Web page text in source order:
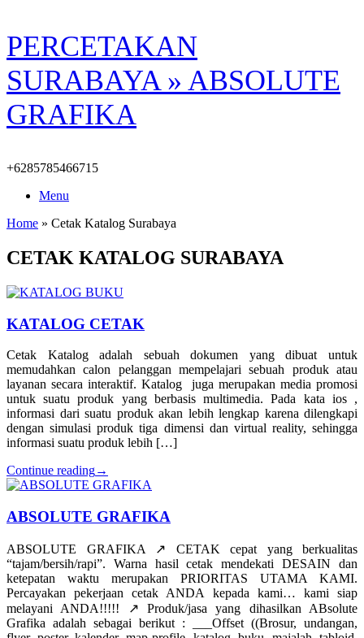
Skip
to
content
PERCETAKAN
SURABAYA » ABSOLUTE
GRAFIKA
+6285785466715
Menu
Home » Cetak Katalog Surabaya
CETAK KATALOG SURABAYA
KATALOG CETAK
Cetak Katalog adalah sebuah dokumen yang dibuat untuk
memudahkan calon pelanggan mempelajari sebuah produk atau
layanan secara interaktif. Katalog juga merupakan media promosi
untuk suatu produk yang berbasis multimedia. Pada kata ios ,
informasi dari suatu produk akan lebih lengkap karena dilengkapi
dengan simulasi produk tiga dimensi dan virtual reality, sehingga
informasi suatu produk lebih […]
Continue reading→
ABSOLUTE GRAFIKA
ABSOLUTE GRAFIKA ↗️ CETAK cepat yang berkualitas
“tajam/bersih/rapi”. Warna hasil cetak mendekati DESAIN dan
ketepatan waktu merupakan PRIORITAS UTAMA KAMI.
Percayakan pekerjaan cetak ANDA kepada kami… kami siap
melayani ANDA!!!!! ↗️ Produk/jasa yang dihasilkan ABsolute
Grafika adalah sebagai berikut : ___Offset ((Brosur, undangan,